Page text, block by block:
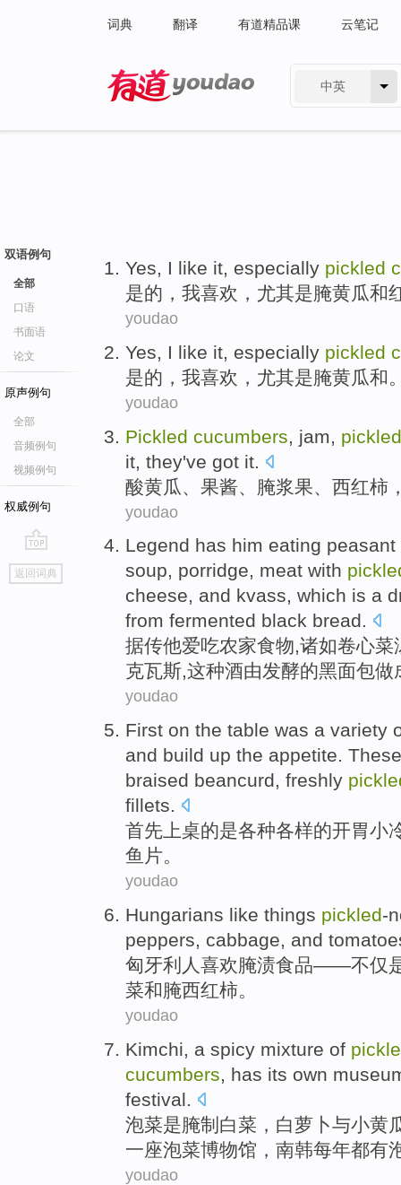
词典 翻译 有道精品课 云笔记
中英
双语例句
全部
口语
书面语
论文
原声例句
全部
音频例句
视频例句
权威例句
go
top
返回词典
Yes, I like it, especially pickled
是的 ， 我喜欢 ， 尤其是腌黄瓜和
youdao
Yes, I like it, especially pickled
是的 ， 我喜欢 ， 尤其是腌黄瓜和
youdao
Pickled cucumbers jam
pickled
it, they've got it
酸黄瓜
果酱 腌浆果 西红柿
youdao
Legend has him eating peasant
soup, porridge, meat with
cheese, and kvass, which is a
from fermented black bread.
据传他爱吃农家食物,诸如卷心菜
克瓦斯,这种酒由发酵的黑面包做
youdao
First on the table was a variety
and build up the appetite.
braised beancurd, freshly
fillets.
首先 上桌的是各种各样的开胃小
鱼 片。
youdao
Hungarians like things pickled-
peppers, cabbage, and
匈牙利人 喜欢腌渍食品——不仅
菜和腌西红柿。
youdao
Kimchi, a spicy mixture of
cucumbers, has its own
festival.
泡菜是腌制 白菜 ， 白萝卜与小黄
一座泡菜博物馆 ，南韩每年都有
youdao